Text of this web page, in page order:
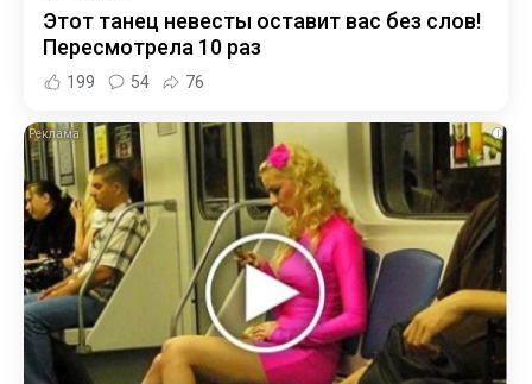
Этот танец невесты оставит вас без слов!
Пересмотрела 10 раз
199 54 76
i